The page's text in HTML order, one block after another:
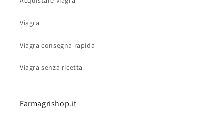
Viagra
Viagra consegna rapida
Viagra senza ricetta
Farmagrishop.it